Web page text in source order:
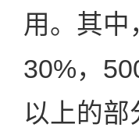
用。其
30%，
以上的